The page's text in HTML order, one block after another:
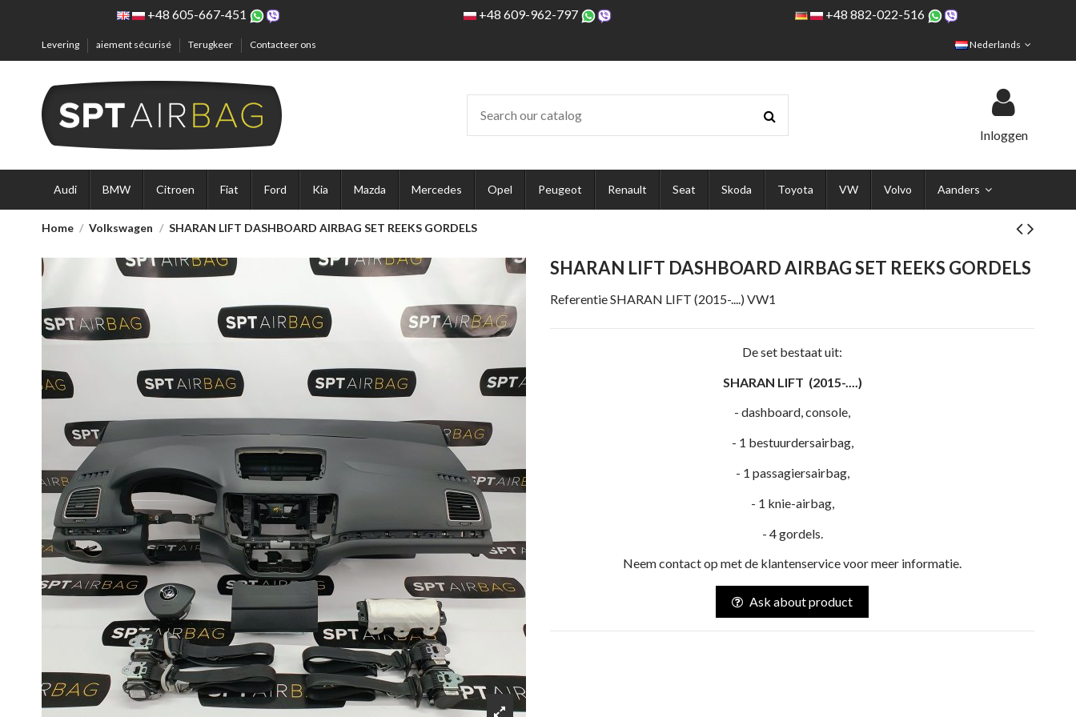
+48 605-667-451 +48 609-962-797 +48 882-022-516
Levering aiement sécurisé Terugkeer Contacteer ons Nederlands
Inloggen
Audi BMW Citroen Fiat Ford Kia Mazda Mercedes Opel Peugeot Renault Seat Skoda Toyota VW Volvo Aanders
Home Volkswagen SHARAN LIFT DASHBOARD AIRBAG SET REEKS GORDELS
SHARAN LIFT DASHBOARD AIRBAG SET REEKS GORDELS
ReferentieSHARAN LIFT (2015-....) VW1
De set bestaat uit:
SHARAN LIFT (2015-....)
- dashboard, console,
- 1 bestuurdersairbag,
- 1 passagiersairbag,
- 1 knie-airbag,
- 4 gordels.
Neem contact op met de klantenservice voor meer informatie.
Ask about product